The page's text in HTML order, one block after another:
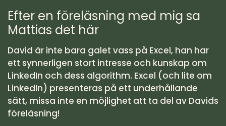
Efter en föreläsning med mig sa
Mattias det här
David är inte bara galet vass på Excel, han har
ett synnerligen stort intresse och kunskap om
LinkedIn och dess algorithm. Excel (och lite om
LinkedIn) presenteras på ett underhållande
sätt, missa inte en möjlighet att ta del av Davids
föreläsning!